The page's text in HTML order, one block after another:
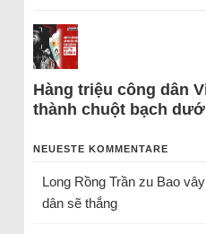
Hàng triệu công dân
thành chuột bạch
NEUESTE KOMMENTARE
Long Rồng Trầnzu Bao
dân sẽ thắng